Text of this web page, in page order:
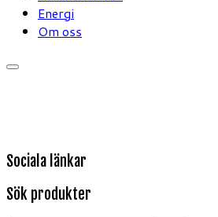
Energi
Om oss
Sociala länkar
Sök produkter